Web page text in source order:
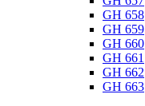
GH 658
GH 659
GH 660
GH 661
GH 662
GH 663